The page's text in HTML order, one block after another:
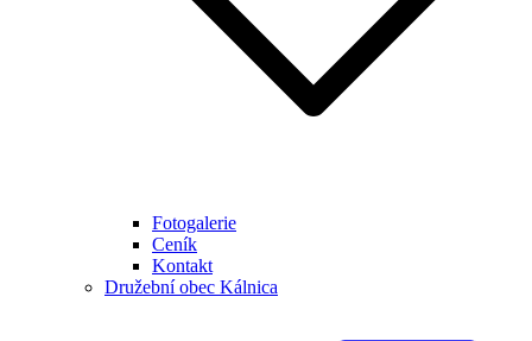
Fotogalerie
Ceník
Kontakt
Družební obec Kálnica